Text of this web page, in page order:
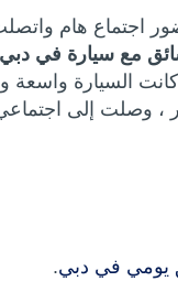
اجتماع هام
مع سيارة في دبي
كانت السيارة
، وصلت إلى
يومي في دبي.